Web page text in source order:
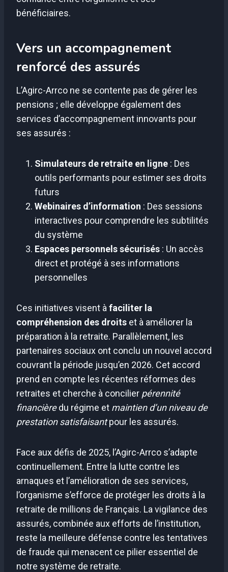
bénéficiaires.
Vers un accompagnement
renforcé des assurés
L’Agirc-Arrco ne se contente pas de gérer les
pensions ; elle développe également des
services d’accompagnement innovants pour
ses assurés :
Simulateurs de retraite en ligne : Des
outils performants pour estimer ses droits
futurs
Webinaires d’information : Des sessions
interactives pour comprendre les subtilités
du système
Espaces personnels sécurisés : Un accès
direct et protégé à ses informations
personnelles
Ces initiatives visent à faciliter la
compréhension des droits et à améliorer la
préparation à la retraite. Parallèlement, les
partenaires sociaux ont conclu un nouvel accord
couvrant la période jusqu’en 2026. Cet accord
prend en compte les récentes réformes des
retraites et cherche à concilier pérennité
financièredu régime et maintien d’un niveau de
prestation satisfaisantpour les assurés.
Face aux défis de 2025, l’Agirc-Arrco s’adapte
continuellement. Entre la lutte contre les
arnaques et l’amélioration de ses services,
l’organisme s’efforce de protéger les droits à la
retraite de millions de Français. La vigilance des
assurés, combinée aux efforts de l’institution,
reste la meilleure défense contre les tentatives
de fraude qui menacent ce pilier essentiel de
notre système de retraite.